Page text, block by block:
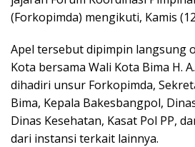
(Forkopimda) mengikuti, Kamis
Apel tersebut dipimpin langsung
Kota bersama Wali Kota Bima H.
dihadiri unsur Forkopimda,
Bima, Kepala Bakesbangpol,
Dinas Kesehatan, Kasat Pol PP,
dari instansi terkait lainnya.